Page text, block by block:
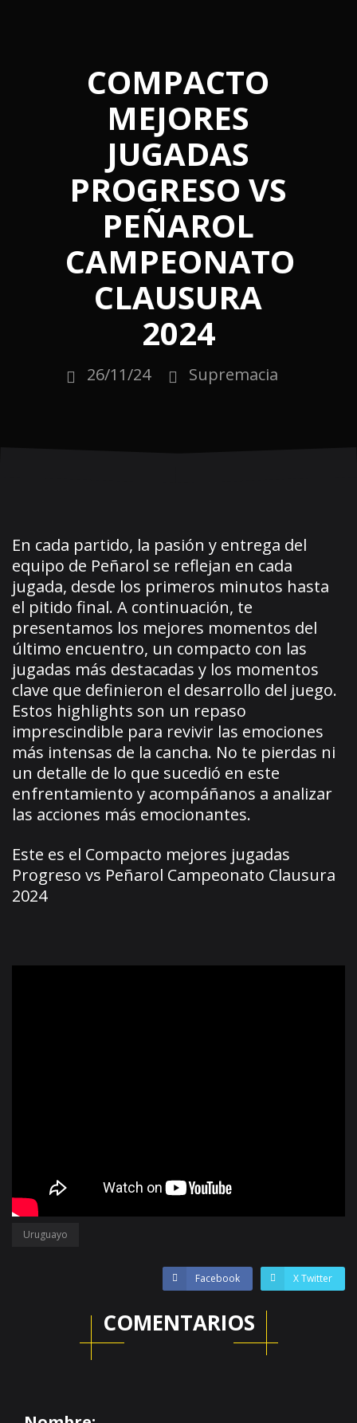
COMPACTO
MEJORES
JUGADAS
PROGRESO VS
PEÑAROL
CAMPEONATO
CLAUSURA
2024
26/11/24 Supremacia
En cada partido, la pasión y entrega del
equipo de Peñarol se reflejan en cada
jugada, desde los primeros minutos hasta
el pitido final. A continuación, te
presentamos los mejores momentos del
último encuentro, un compacto con las
jugadas más destacadas y los momentos
clave que definieron el desarrollo del juego.
Estos highlights son un repaso
imprescindible para revivir las emociones
más intensas de la cancha. No te pierdas ni
un detalle de lo que sucedió en este
enfrentamiento y acompáñanos a analizar
las acciones más emocionantes.
Este es el Compacto mejores jugadas
Progreso vs Peñarol Campeonato Clausura
2024
Uruguayo
Facebook X Twitter
COMENTARIOS